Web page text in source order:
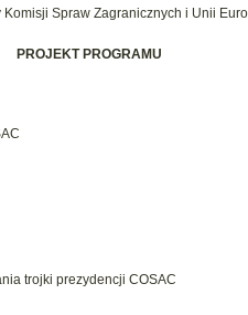
Spraw Zagranicznych i Unii
PROJEKT PROGRAMU
trojki prezydencji COSAC